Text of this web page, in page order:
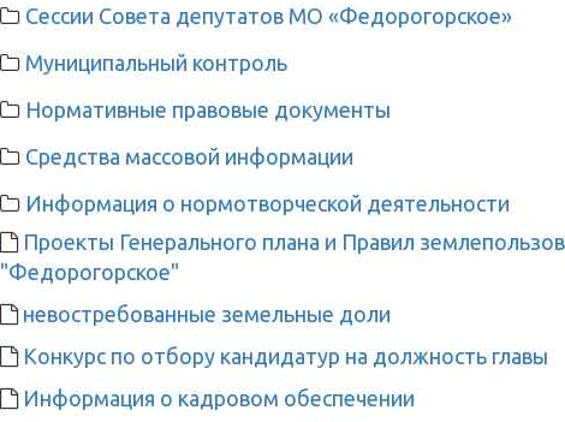
Сессии Совета депутатов МО «Федорогорское»
Муниципальный контроль
Нормативные правовые документы
Средства массовой информации
Информация о нормотворческой деятельности
Проекты Генерального плана и Правил
"Федорогорское"
невостребованные земельные доли
Конкурс по отбору кандидатур на должность главы
Информация о кадровом обеспечении